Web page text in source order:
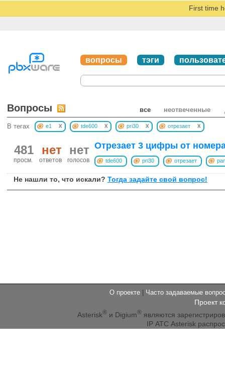
First time
вопросы тэги
все неотвеченные
Вопросы
В тегах e1 x tde600 x pri30 x отрезает x
нет
голосов
нет
ответов
481
просм.
Отрезает 3 цифры от
tde600 pri30 отрезает
Не нашли то, что искали? Тогда задайте свой вопрос!
О проекте | Часто задаваемые
Проект
Asterisk®и Digium®являются
IP АТС Asterisk